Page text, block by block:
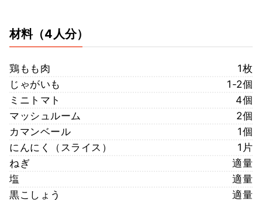
材料（4人分）
鶏もも肉
1枚
じゃがいも
1-2個
ミニトマト
4個
マッシュルーム
2個
カマンベール
1個
にんにく（スライス）
1片
ねぎ
適量
塩
適量
黒こしょう
適量